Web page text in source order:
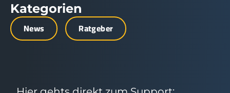
Kategorien
News Ratgeber